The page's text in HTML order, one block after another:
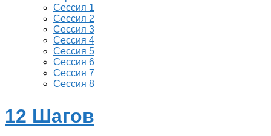
Сессия 1
Сессия 2
Сессия 3
Сессия 4
Сессия 5
Сессия 6
Сессия 7
Сессия 8
12 Шагов